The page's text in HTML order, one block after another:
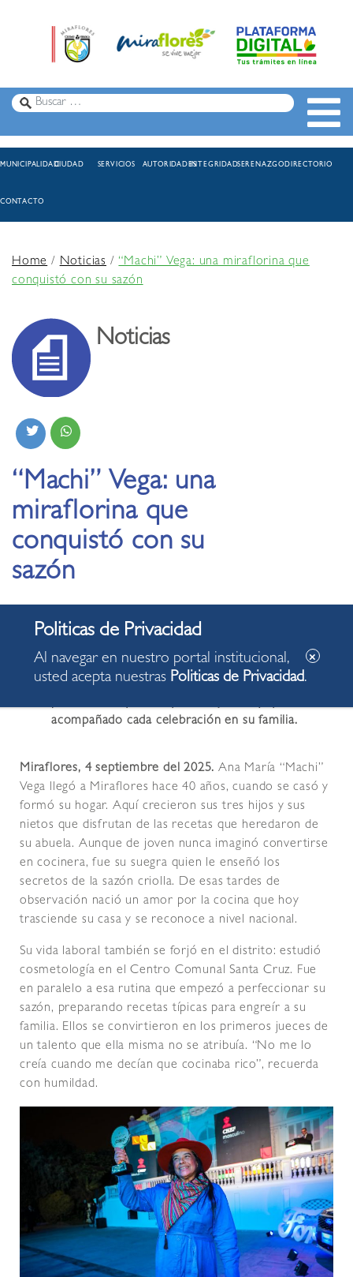
MUNICIPALIDADCIUDAD SERVICIOS AUTORIDADESINTEGRIDADSERENAZGODIRECTORIO
CONTACTO
Home/Noticias /“Machi” Vega: una miraflorina que
conquistó con su sazón
Noticias
“Machi” Vega: una
miraflorina que
conquistó con su
sazón
04.09.2025
Ana María ganó el concurso Cocinero en Casa de
la revista Somos. Su adobo a la limeña fue el
acompañado cada celebración en su familia.
Miraflores, 4 septiembre del 2025. Ana María “Machi”
Vega llegó a Miraflores hace 40 años, cuando se casó y
formó su hogar. Aquí crecieron sus tres hijos y sus
nietos que disfrutan de las recetas que heredaron de
su abuela. Aunque de joven nunca imaginó convertirse
en cocinera, fue su suegra quien le enseñó los
secretos de la sazón criolla. De esas tardes de
observación nació un amor por la cocina que hoy
trasciende su casa y se reconoce a nivel nacional.
Su vida laboral también se forjó en el distrito: estudió
cosmetología en el Centro Comunal Santa Cruz. Fue
en paralelo a esa rutina que empezó a perfeccionar su
sazón, preparando recetas típicas para engreír a su
familia. Ellos se convirtieron en los primeros jueces de
un talento que ella misma no se atribuía. “No me lo
creía cuando me decían que cocinaba rico”, recuerda
con humildad.
Al navegar en nuestro portal institucional,
usted acepta nuestras Politicas de Privacidad.